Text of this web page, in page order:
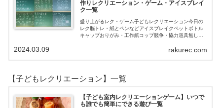
作りレクリエーション・ゲーム・アイスブレイ
ク一覧
盛り上がるレク・ゲーム子どもレクリエーション今日の
レク脳トレ・紙とペンなどアイスブレイクペットボトル
キャップおりがみ・工作紙コップ競争・協力道具無し・
ロおはじき体操スライム脳トレ無料素材Yo…rakurec.com
2024.03.09
【子どもレクリエーション】一覧
【子ども室内レクリエーションゲーム】いつで
も誰でも簡単にできる遊び一覧